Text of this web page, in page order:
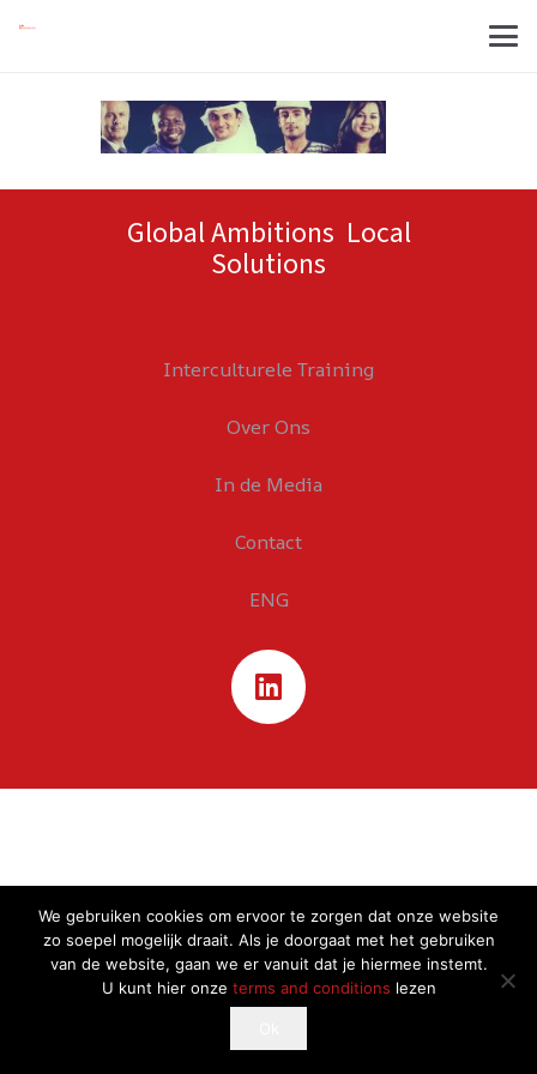
Global Ambitions Local
Solutions
Interculturele Training
Over Ons
In de Media
Contact
ENG
If you continue to use this site, you agree with it.
We gebruiken cookies om ervoor te zorgen dat onze website
zo soepel mogelijk draait. Als je doorgaat met het gebruiken
van de website, gaan we er vanuit dat je hiermee instemt.
U kunt hier onze terms and conditions lezen